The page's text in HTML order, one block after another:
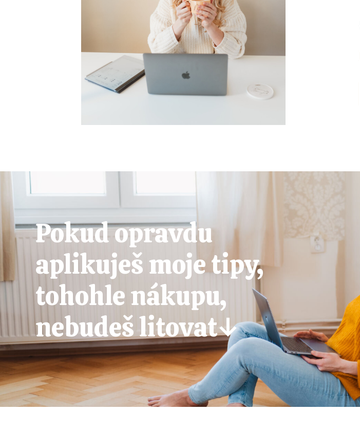
Pokud opravdu
aplikuješ moje tipy,
tohohle nákupu,
nebudeš litovat↓